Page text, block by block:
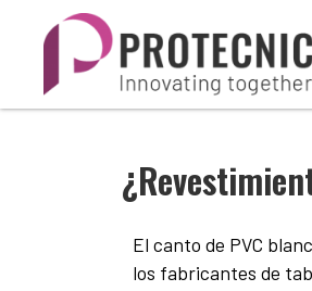
El canto de PVC
los fabricantes de